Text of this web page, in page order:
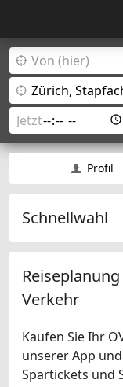
Profil
Schnellwahl
Verkehr
Kaufen Sie Ihr
unserer App
Spartickets und